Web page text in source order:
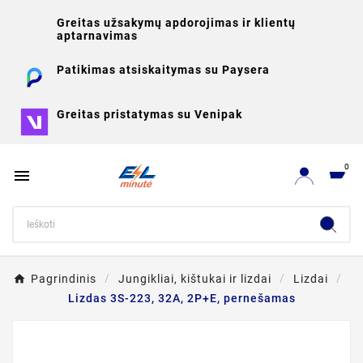
Greitas užsakymų apdorojimas ir klientų
aptarnavimas
Patikimas atsiskaitymas su Paysera
Greitas pristatymas su Venipak
 0
Pagrindinis Jungikliai, kištukai ir lizdai
Lizdai
Lizdas 3S-223, 32A, 2P+E, pernešamas